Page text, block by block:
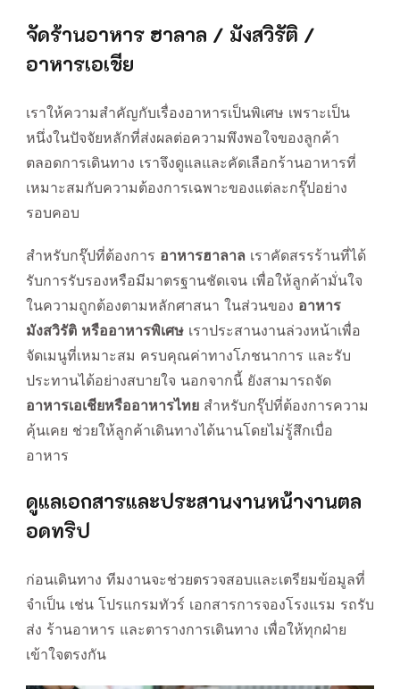
จัดร้านอาหาร ฮาลาล / มังสวิรัติ /
อาหารเอเชีย
เราให้ความสำคัญกับเรื่องอาหารเป็นพิเศษ เพราะเป็น
หนึ่งในปัจจัยหลักที่ส่งผลต่อความพึงพอใจของลูกค้า
ตลอดการเดินทาง เราจึงดูแลและคัดเลือกร้านอาหารที่
เหมาะสมกับความต้องการเฉพาะของแต่ละกรุ๊ปอย่าง
รอบคอบ
สำหรับกรุ๊ปที่ต้องการ อาหารฮาลาล เราคัดสรรร้านที่ได้
รับการรับรองหรือมีมาตรฐานชัดเจน เพื่อให้ลูกค้ามั่นใจ
ในความถูกต้องตามหลักศาสนา ในส่วนของ อาหาร
มังสวิรัติ หรืออาหารพิเศษ เราประสานงานล่วงหน้าเพื่อ
จัดเมนูที่เหมาะสม ครบคุณค่าทางโภชนาการ และรับ
ประทานได้อย่างสบายใจ นอกจากนี้ ยังสามารถจัด
อาหารเอเชียหรืออาหารไทย สำหรับกรุ๊ปที่ต้องการความ
คุ้นเคย ช่วยให้ลูกค้าเดินทางได้นานโดยไม่รู้สึกเบื่อ
อาหาร
ดูแลเอกสารและประสานงานหน้างานตล
อดทริป
ก่อนเดินทาง ทีมงานจะช่วยตรวจสอบและเตรียมข้อมูลที่
จำเป็น เช่น โปรแกรมทัวร์ เอกสารการจองโรงแรม รถรับ
ส่ง ร้านอาหาร และตารางการเดินทาง เพื่อให้ทุกฝ่าย
เข้าใจตรงกัน